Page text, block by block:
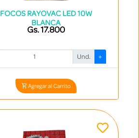
FOCOS RAYOVAC LED 10W
BLANCA
Gs. 17.800
Und. +
Agregar al Carrito